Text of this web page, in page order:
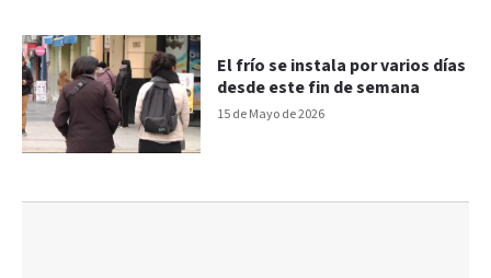
15 de Mayo de 2026
El frío se instala por varios días
desde este fin de semana